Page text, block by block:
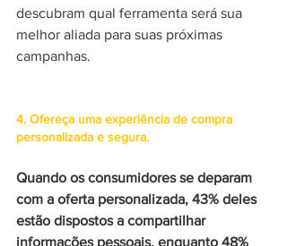
descubram qual ferramenta será sua
melhor aliada para suas próximas
campanhas.
4. Ofereça uma experiência de compra
personalizada e segura.
Quando os consumidores se deparam
com a oferta personalizada, 43% deles
estão dispostos a compartilhar
informações pessoais, enquanto 48%